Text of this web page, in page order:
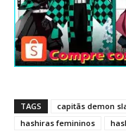
TAGS capitãs demon
hashiras femininos